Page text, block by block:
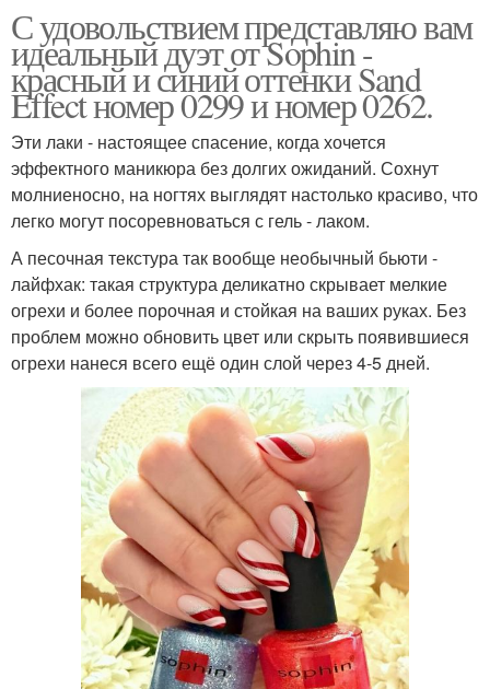
С удовольствием представляю вам
идеальный дуэт от Sophin -
красный и синий оттенки Sand
Effect номер 0299 и номер 0262.
Эти лаки - настоящее спасение, когда хочется
эффектного маникюра без долгих ожиданий. Сохнут
молниеносно, на ногтях выглядят настолько красиво, что
легко могут посоревноваться с гель - лаком.
А песочная текстура так вообще необычный бьюти -
лайфхак: такая структура деликатно скрывает мелкие
огрехи и более порочная и стойкая на ваших руках. Без
проблем можно обновить цвет или скрыть появившиеся
огрехи нанеся всего ещё один слой через 4-5 дней.